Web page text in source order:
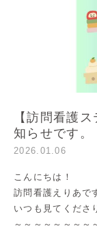
【訪問看護
知らせです。
2026.01.06
こんにちは！
訪問看護えりあで
いつも見てくださ
～～～～～～～～